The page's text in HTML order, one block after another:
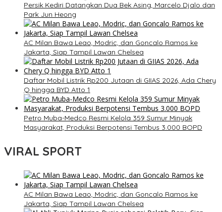
Persik Kediri Datangkan Dua Bek Asing, Marcelo Djalo dan
Park Jun Heong
AC Milan Bawa Leao, Modric, dan Goncalo Ramos ke
Jakarta, Siap Tampil Lawan Chelsea
Daftar Mobil Listrik Rp200 Jutaan di GIIAS 2026, Ada Chery
Q hingga BYD Atto 1
Petro Muba-Medco Resmi Kelola 359 Sumur Minyak
Masyarakat, Produksi Berpotensi Tembus 3.000 BOPD
VIRAL SPORT
AC Milan Bawa Leao, Modric, dan Goncalo Ramos ke
Jakarta, Siap Tampil Lawan Chelsea